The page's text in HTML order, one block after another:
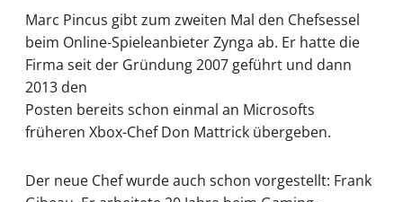
Marc Pincus gibt zum zweiten Mal den Chefsessel
beim Online-Spieleanbieter Zynga ab. Er hatte die
Firma seit der Gründung 2007 geführt und dann
2013 den
Posten bereits schon einmal an Microsofts
früheren Xbox-Chef Don Mattrick übergeben.
Der neue Chef wurde auch schon vorgestellt: Frank